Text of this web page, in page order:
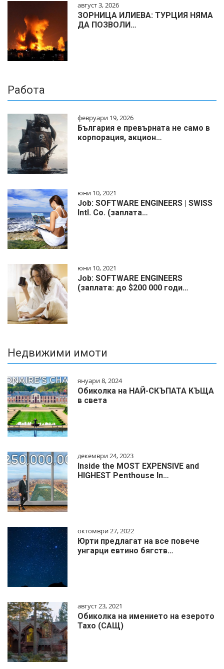
август 3, 2026
ЗОРНИЦА ИЛИЕВА: ТУРЦИЯ НЯМА
ДА ПОЗВОЛИ…
Работа
февруари 19, 2026
България е превърната не само в
корпорация, акцион…
юни 10, 2021
Job: SOFTWARE ENGINEERS | SWISS
Intl. Co. (заплата…
юни 10, 2021
Job: SOFTWARE ENGINEERS
(заплата: до $200 000 годи…
Недвижими имоти
януари 8, 2024
Обиколка на НАЙ-СКЪПАТА КЪЩА
в света
декември 24, 2023
Inside the MOST EXPENSIVE and
HIGHEST Penthouse In…
октомври 27, 2022
Юрти предлагат на все повече
унгарци евтино бягств…
август 23, 2021
Обиколка на имението на езерото
Тахо (САЩ)